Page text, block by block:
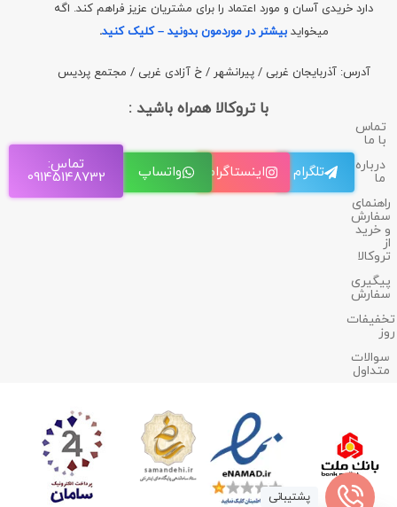
دارد خریدی آسان و مورد اعتماد را برای مشتریان عزیز فراهم کند. اگه
میخوایدبیشتر در موردمون بدونید – کلیک کنید.
آدرس: آذربایجان غربی / پیرانشهر / خ آزادی غربی / مجتمع پردیس
با تروکالا همراه باشید :
تماس
با ما
درباره
ما
راهنمای
سفارش
و خرید
از
تروکالا
پیگیری
سفارش
تخفیفات
روز
سوالات
متداول
تلگرام اینستاگرام واتساپ تماس:
09145148732
پشتیبانی